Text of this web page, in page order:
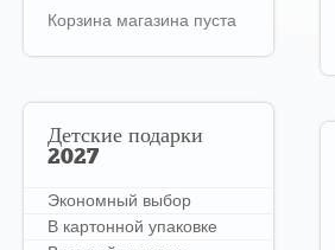
Корзина магазина пуста
Детские подарки
2027
Экономный выбор
В картонной упаковке